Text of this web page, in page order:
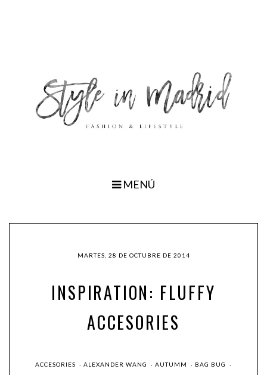
MENÚ
MARTES, 28 DE OCTUBRE DE 2014
INSPIRATION: FLUFFY
ACCESORIES
ACCESORIES · ALEXANDER WANG · AUTUMM · BAG BUG ·